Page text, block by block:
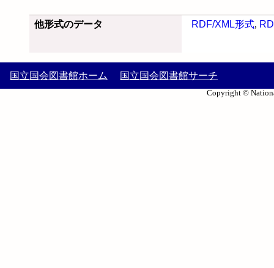
他形式のデータ RDF/XML形式,
国立国会図書館ホーム 国立国会図書館サーチ
Copyright ©